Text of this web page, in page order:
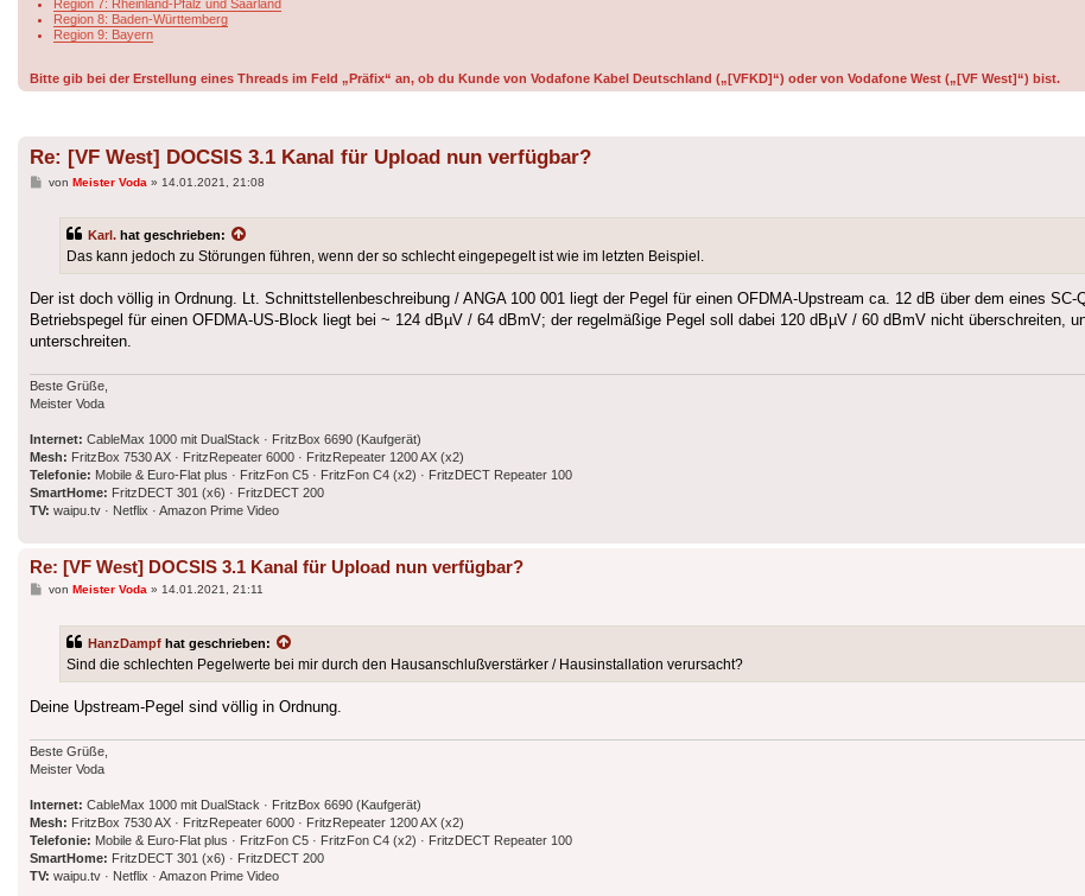
Region 7: Rheinland-Pfalz und Saarland
Region 8: Baden-Württemberg
Region 9: Bayern
Bitte gib bei der Erstellung eines Threads im Feld „Präfix“ an, ob du Kunde von Vodafone Kabel Deutschland („[VFKD]“) oder von Vodafone West („[VF West]“) bist.
Re: [VF West] DOCSIS 3.1 Kanal für Upload nun verfügbar?
Beitrag
von Meister Voda » 14.01.2021, 21:08
Karl. hat geschrieben:
Das kann jedoch zu Störungen führen, wenn der so schlecht eingepegelt ist wie im letzten Beispiel.
Der ist doch völlig in Ordnung. Lt. Schnittstellenbeschreibung / ANGA 100 001 liegt der Pegel für einen OFDMA-Upstream ca. 12 dB über dem eines
Betriebspegel für einen OFDMA-US-Block liegt bei ~ 124 dBµV / 64 dBmV; der regelmäßige Pegel soll dabei 120 dBµV / 60 dBmV nicht überschreiten,
unterschreiten.
Beste Grüße,
Meister Voda
Internet: CableMax 1000 mit DualStack · FritzBox 6690 (Kaufgerät)
Mesh: FritzBox 7530 AX · FritzRepeater 6000 · FritzRepeater 1200 AX (x2)
Telefonie: Mobile & Euro-Flat plus · FritzFon C5 · FritzFon C4 (x2) · FritzDECT Repeater 100
SmartHome: FritzDECT 301 (x6) · FritzDECT 200
TV: waipu.tv · Netflix · Amazon Prime Video
Re: [VF West] DOCSIS 3.1 Kanal für Upload nun verfügbar?
Beitrag
von Meister Voda» 14.01.2021, 21:11
HanzDampf hat geschrieben:
Sind die schlechten Pegelwerte bei mir durch den Hausanschlußverstärker / Hausinstallation verursacht?
Deine Upstream-Pegel sind völlig in Ordnung.
Beste Grüße,
Meister Voda
Internet: CableMax 1000 mit DualStack · FritzBox 6690 (Kaufgerät)
Mesh: FritzBox 7530 AX · FritzRepeater 6000 · FritzRepeater 1200 AX (x2)
Telefonie: Mobile & Euro-Flat plus · FritzFon C5 · FritzFon C4 (x2) · FritzDECT Repeater 100
SmartHome: FritzDECT 301 (x6) · FritzDECT 200
TV: waipu.tv · Netflix · Amazon Prime Video